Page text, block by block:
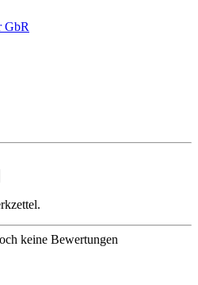
GbR
keine Bewertungen